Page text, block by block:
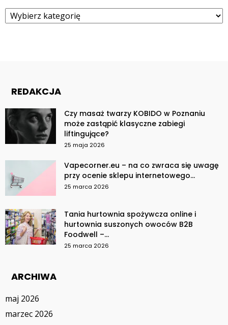
Kategorie
REDAKCJA
Czy masaż twarzy KOBIDO w Poznaniu
może zastąpić klasyczne zabiegi
liftingujące?
25 maja 2026
Vapecorner.eu – na co zwraca się uwagę
przy ocenie sklepu internetowego...
25 marca 2026
Tania hurtownia spożywcza online i
hurtownia suszonych owoców B2B
Foodwell –...
25 marca 2026
ARCHIWA
maj 2026
marzec 2026